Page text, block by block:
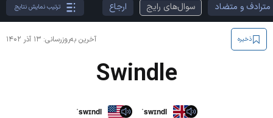
مترادف و متضاد سوال‌های رایج ارجاع ترتیب نمایش نتایج
آخرین به‌روزرسانی: ۱۳ آذر ۱۴۰۲ ذخیره
Swindle
ˈswɪndl ˈswɪndl